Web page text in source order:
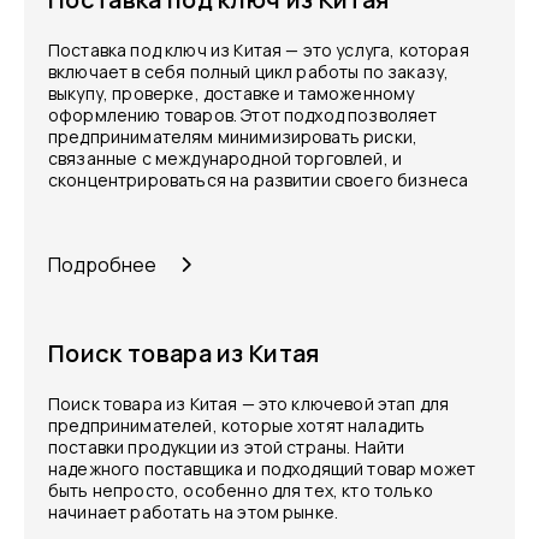
Поставка под ключ из Китая — это услуга, которая
включает в себя полный цикл работы по заказу,
выкупу, проверке, доставке и таможенному
оформлению товаров. Этот подход позволяет
предпринимателям минимизировать риски,
связанные с международной торговлей, и
сконцентрироваться на развитии своего бизнеса
Подробнее
Поиск товара из Китая
Поиск товара из Китая — это ключевой этап для
предпринимателей, которые хотят наладить
поставки продукции из этой страны. Найти
надежного поставщика и подходящий товар может
быть непросто, особенно для тех, кто только
начинает работать на этом рынке.